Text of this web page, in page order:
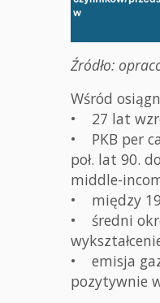
Źródło:
Wśród
• 27 lat
• PKB per
poł. lat 90.
middle-
• między
• średni
• emisja
pozytywnie